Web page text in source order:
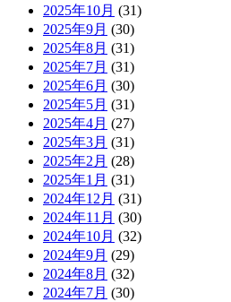
2025年10月 (31)
2025年9月 (30)
2025年8月 (31)
2025年7月 (31)
2025年6月 (30)
2025年5月 (31)
2025年4月 (27)
2025年3月 (31)
2025年2月 (28)
2025年1月 (31)
2024年12月 (31)
2024年11月 (30)
2024年10月 (32)
2024年9月 (29)
2024年8月 (32)
2024年7月 (30)